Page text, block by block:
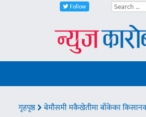
Follow
गृहपृष्ठ बेमौसमी मकैखेतीमा बाँकेका